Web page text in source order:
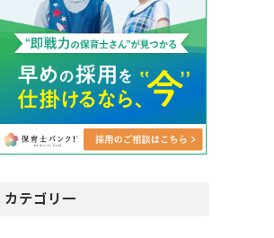
カテゴリ一